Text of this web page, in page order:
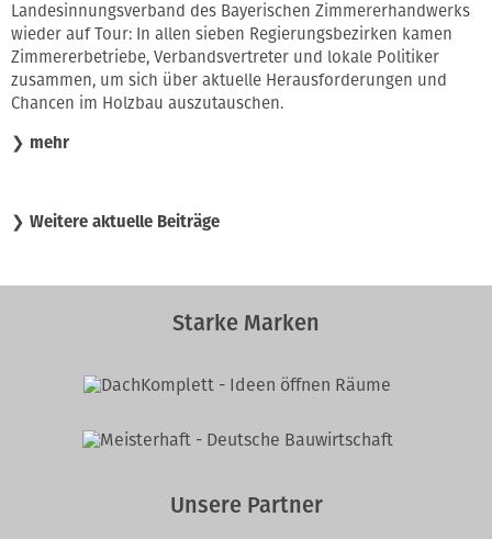
Landesinnungsverband des Bayerischen Zimmererhandwerks
wieder auf Tour: In allen sieben Regierungsbezirken kamen
Zimmererbetriebe, Verbandsvertreter und lokale Politiker
zusammen, um sich über aktuelle Herausforderungen und
Chancen im Holzbau auszutauschen.
❯ mehr
❯ Weitere aktuelle Beiträge
Starke Marken
Unsere Partner